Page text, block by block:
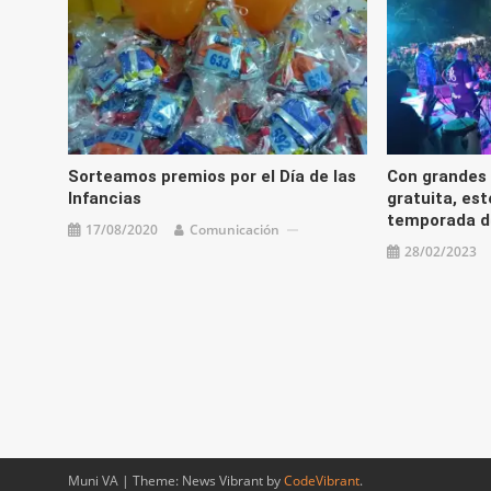
Sorteamos premios por el Día de las
Infancias
17/08/2020 Comunicación
Con
gratuita,
temporada
28/02/2023
Muni VA | Theme: News Vibrant byCodeVibrant.